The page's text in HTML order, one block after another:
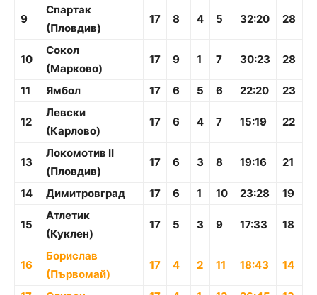
9
Спартак
(Пловдив)
17 8 4 5 32:20 28
10
Сокол
(Марково)
17 9 1 7 30:23 28
11 Ямбол 17 6 5 6 22:20 23
12
Левски
(Карлово)
17 6 4 7 15:19 22
13
Локомотив II
(Пловдив)
17 6 3 8 19:16 21
14 Димитровград 17 6 1 10 23:28 19
15
Атлетик
(Куклен)
17 5 3 9 17:33 18
16
Борислав
(Първомай)
17 4 2 11 18:43 14